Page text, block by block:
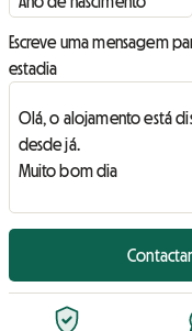
Escreve uma mensagem
estadia